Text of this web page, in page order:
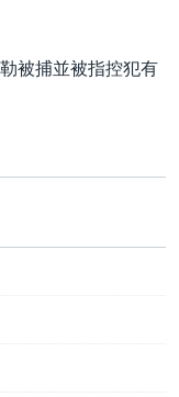
被捕並被指控犯有